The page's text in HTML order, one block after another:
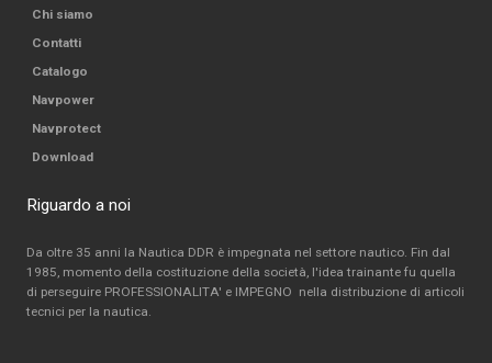
Chi siamo
Contatti
Catalogo
Navpower
Navprotect
Download
Riguardo a noi
Da oltre 35 anni la Nautica DDR è impegnata nel settore nautico. Fin dal
1985, momento della costituzione della società, l'idea trainante fu quella
di perseguire PROFESSIONALITA' e IMPEGNO nella distribuzione di articoli
tecnici per la nautica.